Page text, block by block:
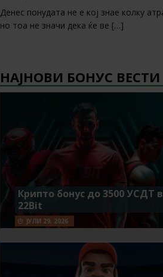
Денес понудата не е кој знае колку
но тоа не значи дека ќе ве […]
НАЈНОВИ БОНУС ВЕСТИ
Крипто бонус до 3500 УСДТ
22Bit
ЈУЛИ 29, 2026